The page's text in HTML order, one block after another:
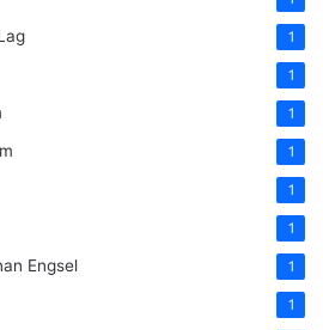
1
1
1
1
1
1
Engsel 1
1